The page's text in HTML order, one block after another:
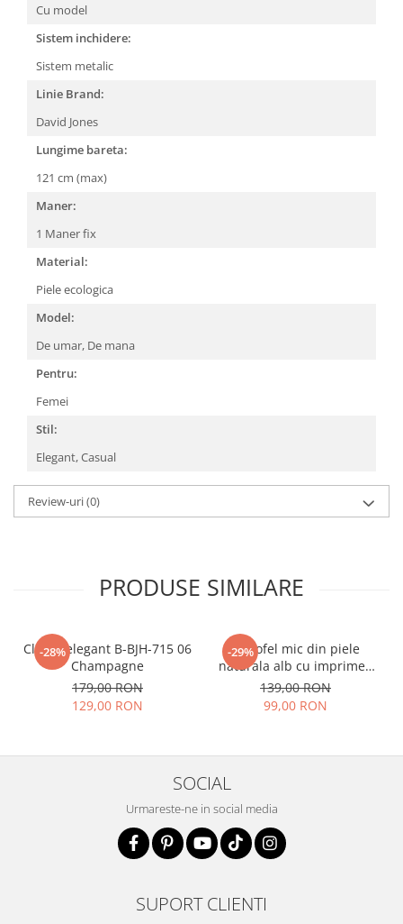
Cu model
Sistem inchidere:
Sistem metalic
Linie Brand:
David Jones
Lungime bareta:
121 cm (max)
Maner:
1 Maner fix
Material:
Piele ecologica
Model:
De umar, De mana
Pentru:
Femei
Stil:
Elegant,Casual
Review-uri(0)
PRODUSE SIMILARE
-28%
Clutch elegant B-BJH-715 06
Champagne
179,00 RON
129,00 RON
-29%
Portofel mic din piele
naturala alb cu imprimeu
B-8912 07
139,00 RON
99,00 RON
SOCIAL
Urmareste-ne in social media
SUPORT CLIENTI